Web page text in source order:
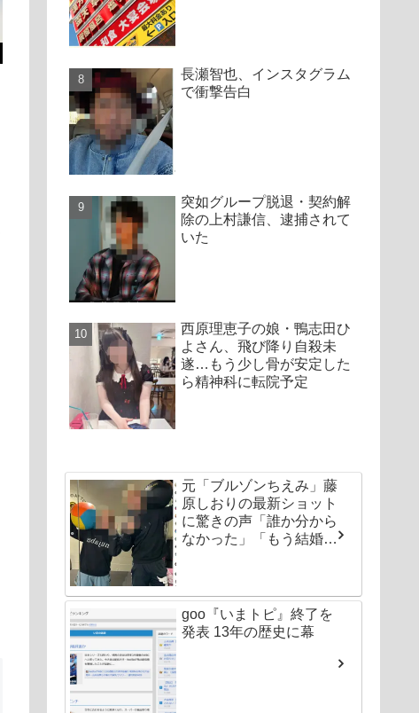
長瀬智也、インスタグラム
で衝撃告白
突如グループ脱退・契約解
除の上村謙信、逮捕されて
いた
西原理恵子の娘・鴨志田ひ
よさん、飛び降り自殺未
遂…もう少し骨が安定した
ら精神科に転院予定
元「ブルゾンちえみ」藤
原しおりの最新ショット
に驚きの声「誰か分から
なかった」「もう結婚し
goo『いまトピ』終了を
発表 13年の歴史に幕